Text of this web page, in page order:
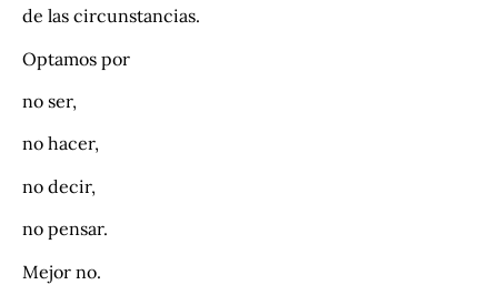
de las circunstancias.
Optamos por
no ser,
no hacer,
no decir,
no pensar.
Mejor no.